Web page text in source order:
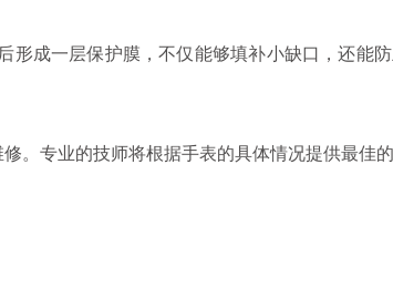
成一层保护膜，不仅能够填补小缺口，还能
专业的技师将根据手表的具体情况提供最佳